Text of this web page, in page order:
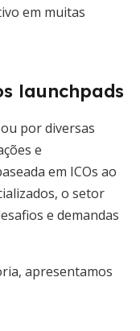
em muitas
launchpads
por diversas
e
em ICOs ao
o setor
e demandas
apresentamos